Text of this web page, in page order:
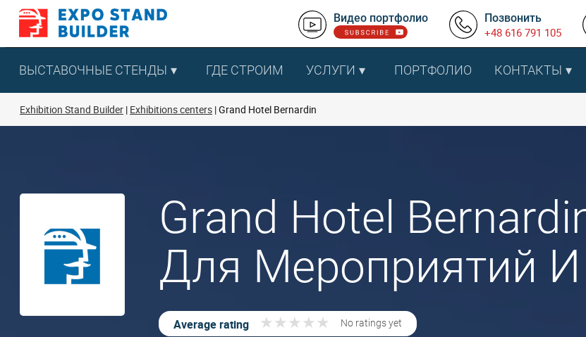
Перейти
содержанию
Видео портфолио Позвонить
+48 616 791 105
ВЫСТАВОЧНЫЕ СТЕНДЫ ГДЕ СТРОИМ УСЛУГИ ПОРТФОЛИО КОНТАКТЫ
Exhibition Stand Builder Exhibitions centers Grand Hotel Bernardin
Grand Hotel
Для Мероприятий
Average rating ★ ★ ★ ★ ★
★ ★ ★ ★ ★ No ratings yet